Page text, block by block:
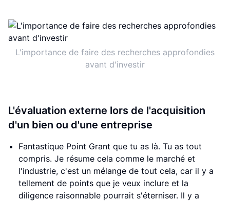
L'importance de faire des recherches approfondies
avant d'investir
L'évaluation externe lors de l'acquisition
d'un bien ou d'une entreprise
Fantastique Point Grant que tu as là. Tu as tout
compris. Je résume cela comme le marché et
l'industrie, c'est un mélange de tout cela, car il y a
tellement de points que je veux inclure et la
diligence raisonnable pourrait s'éterniser. Il y a